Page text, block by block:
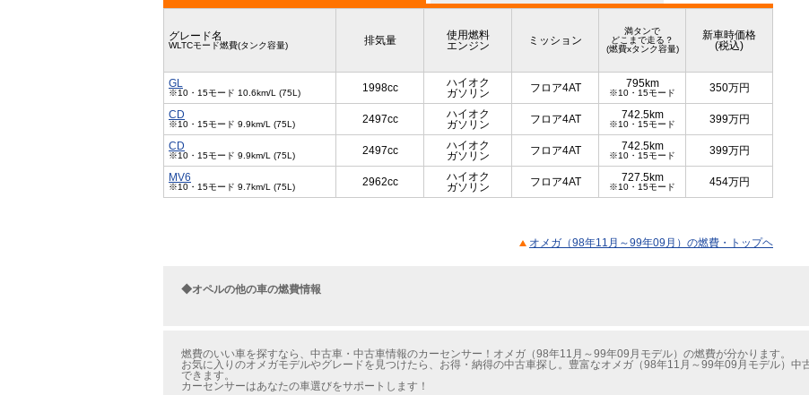
グレード名
WLTCモード燃費(タンク容量) 排気量
使用燃料
エンジン
ミッション
満タンで
どこまで走る？
(燃費xタンク容量)
新車時価格
(税込)
GL
※10・15モード 10.6km/L (75L) 1998cc
ハイオク
ガソリン
フロア4AT 795km
※10・15モード 350万円
CD
※10・15モード 9.9km/L (75L) 2497cc
ハイオク
ガソリン
フロア4AT 742.5km
※10・15モード 399万円
CD
※10・15モード 9.9km/L (75L) 2497cc
ハイオク
ガソリン
フロア4AT 742.5km
※10・15モード 399万円
MV6
※10・15モード 9.7km/L (75L) 2962cc
ハイオク
ガソリン
フロア4AT 727.5km
※10・15モード 454万円
オメガ（98年11月～99年09月）の燃費・トップヘ
◆オペルの他の車の燃費情報
燃費のいい車を探すなら、中古車・中古車情報のカーセンサー！オメガ（98年11月～99年09月モデル）の燃費が分かります。
お気に入りのオメガモデルやグレードを見つけたら、お得・納得の中古車探し。豊富なオメガ（98年11月～99年09月モデル）中
できます。
カーセンサーはあなたの車選びをサポートします！